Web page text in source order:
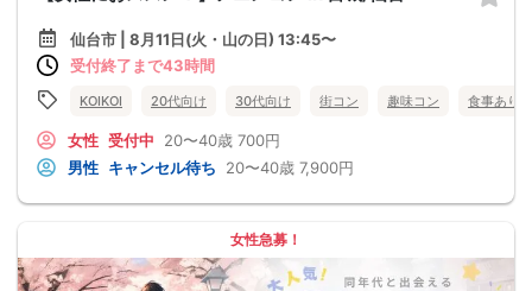
仙台市 | 8月11日(火・山の日) 13:45〜
受付終了まで43時間
KOIKOI 20代向け 30代向け 街コン 趣味コン 食事あり
女性 受付中 20〜40歳 700円
男性 キャンセル待ち 20〜40歳 7,900円
女性急募！